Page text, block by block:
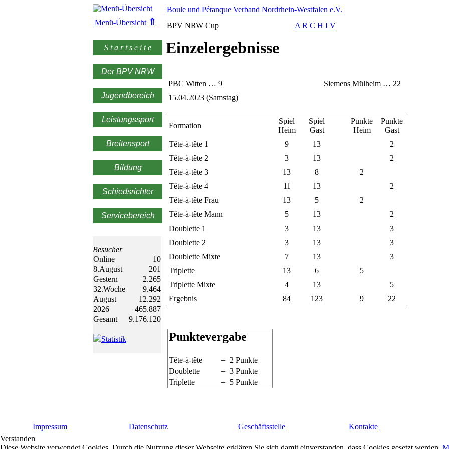
Menü-Übersicht ⇑
S t a r t s e i t e
Der BPV NRW
Jugendbereich
Leistungssport
Breitensport
Bildung
Schiedsrichter
Servicebereich
Besucher
Online
10
8.August
201
Gestern
2.265
32.Woche
9.464
August
12.292
2026
465.887
Gesamt
9.176.120
Statistik
Boule und Pétanque Verband Nordrhein-Westfalen e.V.
BPV NRW Cup
A R C H I V
Einzelergebnisse
PBC Witten … 9
Siemens Mülheim … 22
15.04.2023 (Samstag)
Formation
Spiel
Heim
Spiel
Gast
Punkte
Heim
Punkte
Gast
Tête-à-tête 1
9 13
2
Tête-à-tête 2
3 13
2
Tête-à-tête 3
13 8
2
Tête-à-tête 4
11 13
2
Tête-à-tête Frau
13 5
2
Tête-à-tête Mann
5 13
2
Doublette 1
3 13
3
Doublette 2
3 13
3
Doublette Mixte
7 13
3
Triplette
13 6
5
Triplette Mixte
4 13
5
Ergebnis
84 123 9 22
Punktevergabe
Tête-à-tête
= 2 Punkte
Doublette
= 3 Punkte
Triplette
= 5 Punkte
Impressum Datenschutz Geschäftsstelle
Kontakte
Verstanden